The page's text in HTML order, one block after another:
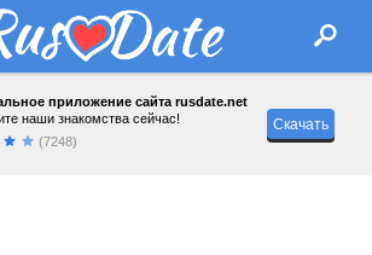
приложение сайта rusdate.net
наши знакомства сейчас!
(7248)
Скачать